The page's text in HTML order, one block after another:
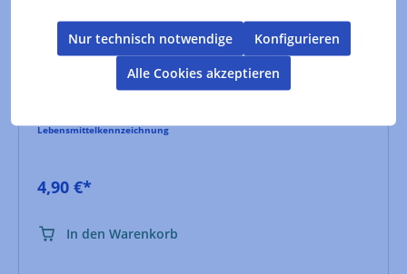
traditionelle reisförmige Nudel; perfekt als
Suppennudel und als Zutat für Eintöpfe
Rustichella d´Abruzzo
Lebensmittelkennzeichnung
4,90 €*
In den Warenkorb
Nur technisch notwendige
Konfigurieren
Alle Cookies akzeptieren